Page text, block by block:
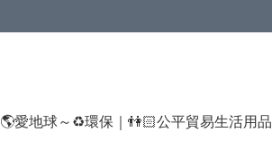
🌎愛地球～♻️環保｜👫🏻公平貿易生活用品